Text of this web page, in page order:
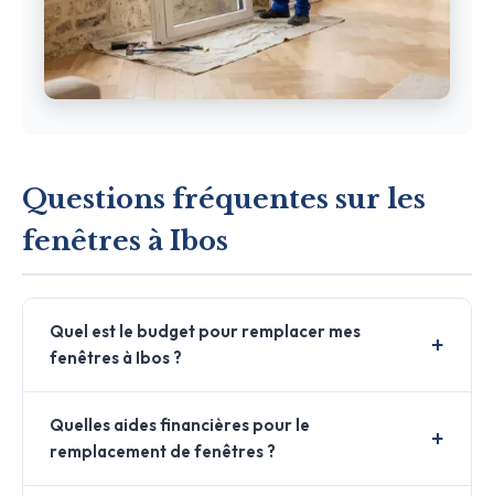
Questions fréquentes sur les
fenêtres à Ibos
Quel est le budget pour remplacer mes
fenêtres à Ibos ?
Quelles aides financières pour le
remplacement de fenêtres ?